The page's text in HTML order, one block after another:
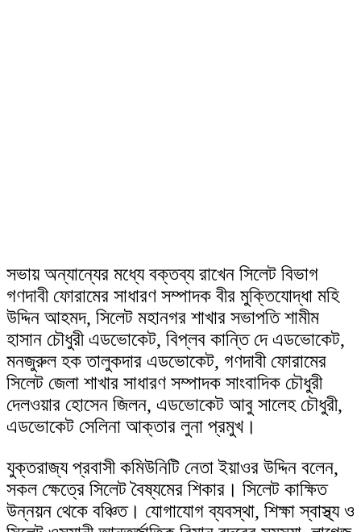
সভায় অন্যান্যের মধ্যে বক্তব্য রাখেন সিলেট বিভাগ
গণদাবী ফোরামের সাধারণ সম্পাদক বীর মুক্তিযোদ্ধা মহি
উদ্দিন আহমদ, সিলেট মহানগর শাখার সভাপতি শামীম
হাসান চৌধুরী এডভোকেট, বিপ্লব কান্তি দে এডভোকেট,
মনজুরুল হক তালুকদার এডভোকেট, গণদাবী ফোরামের
সিলেট জেলা শাখার সাধারণ সম্পাদক সাংবাদিক চৌধুরী
দেলওয়ার হোসেন জিলন, এডভোকেট আবু সালেহ চৌধুরী,
এডভোকেট সেলিনা আক্তার লুনা প্রমুখ।
যুক্তরাজ্য প্রবাসী কমিউনিটি নেতা ইয়াওর উদ্দিন বলেন,
সকল ক্ষেত্রে সিলেট বৈষ্যমের শিকার। সিলেট কাক্ষিত
উন্নয়ন থেকে বঞ্চিত। যোগাযোগ ব্যবস্থা, শিক্ষা স্বাস্থ্য ও